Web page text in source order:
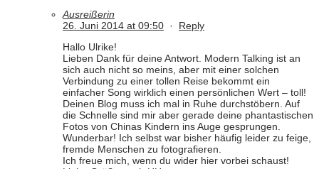
Ausreißerin
26. Juni 2014 at 09:50 · Reply
Hallo Ulrike!
Lieben Dank für deine Antwort. Modern Talking ist an
sich auch nicht so meins, aber mit einer solchen
Verbindung zu einer tollen Reise bekommt ein
einfacher Song wirklich einen persönlichen Wert – toll!
Deinen Blog muss ich mal in Ruhe durchstöbern. Auf
die Schnelle sind mir aber gerade deine phantastischen
Fotos von Chinas Kindern ins Auge gesprungen.
Wunderbar! Ich selbst war bisher häufig leider zu feige,
fremde Menschen zu fotografieren.
Ich freue mich, wenn du wider hier vorbei schaust!